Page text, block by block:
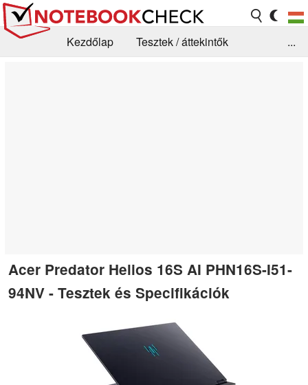
Kezdőlap
Tesztek / áttekintők
...
Acer Predator Helios 16S AI PHN16S-I51-
94NV - Tesztek és Specifikációk